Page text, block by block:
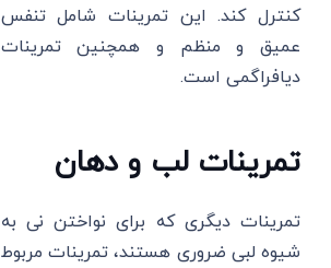
کنترل کند. این تمرینات شامل تنفس
عمیق و منظم و همچنین تمرینات
دیافراگمی است.
تمرینات لب و دهان
تمرینات دیگری که برای نواختن نی به
شیوه لبی ضروری هستند، تمرینات مربوط